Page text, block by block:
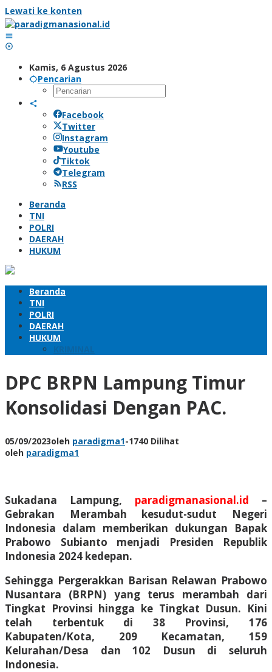
Lewati ke konten
Kamis, 6 Agustus 2026
Pencarian
Facebook
Twitter
Instagram
Youtube
Tiktok
Telegram
RSS
Beranda
TNI
POLRI
DAERAH
HUKUM
Beranda
TNI
POLRI
DAERAH
HUKUM
KRIMINAL
DPC BRPN Lampung Timur
Konsolidasi Dengan PAC.
05/09/2023oleh paradigma1-1740 Dilihat
oleh paradigma1
Sukadana Lampung, paradigmanasional.id –
Gebrakan Merambah kesudut-sudut Negeri
Indonesia dalam memberikan dukungan Bapak
Prabowo Subianto menjadi Presiden Republik
Indonesia 2024 kedepan.
Sehingga Pergerakkan Barisan Relawan Prabowo
Nusantara (BRPN) yang terus merambah dari
Tingkat Provinsi hingga ke Tingkat Dusun. Kini
telah terbentuk di 38 Provinsi, 176
Kabupaten/Kota, 209 Kecamatan, 159
Kelurahan/Desa dan 102 Dusun di seluruh
Indonesia.